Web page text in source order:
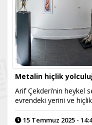
Metalin hiçlik
Arif Çekderi’nin heykel
evrendeki yerini ve
15 Temmuz 2025 -